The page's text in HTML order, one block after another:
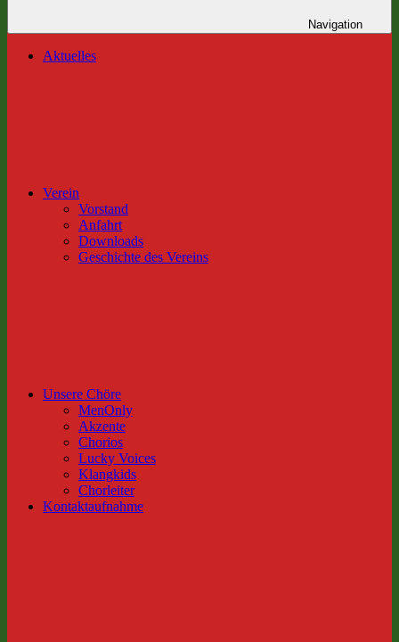
Navigation
Aktuelles
Verein
Vorstand
Anfahrt
Downloads
Geschichte des Vereins
Unsere Chöre
MenOnly
Akzente
Chorios
Lucky Voices
Klangkids
Chorleiter
Kontaktaufnahme